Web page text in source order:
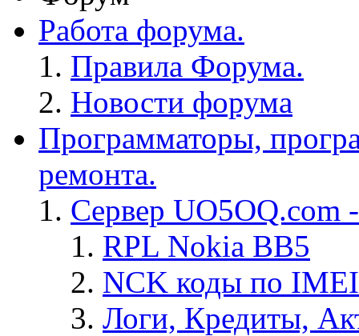
Работа форума.
Правила Форума.
Новости форума
Программаторы,
ремонта.
Сервер
RPL Nokia BB5
NCK коды по IMEI
Логи, Кредиты,